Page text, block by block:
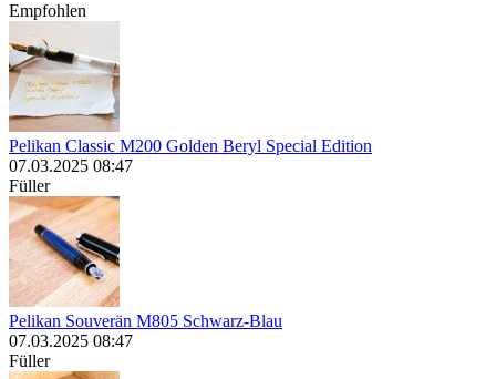
Empfohlen
Pelikan Classic M200 Golden Beryl Special Edition
07.03.2025 08:47
Füller
Pelikan Souverän M805 Schwarz-Blau
07.03.2025 08:47
Füller